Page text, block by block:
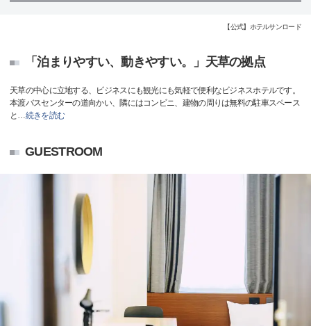
【公式】ホテルサンロード
「泊まりやすい、動きやすい。」天草の拠点
天草の中心に立地する、ビジネスにも観光にも気軽で便利なビジネスホテルです。
本渡バスセンターの道向かい、隣にはコンビニ、建物の周りは無料の駐車スペース
と …続きを読む
GUESTROOM